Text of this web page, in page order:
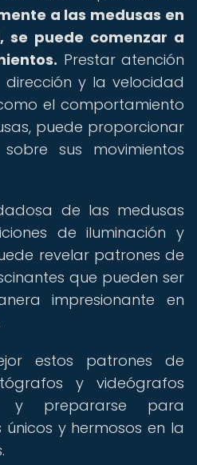
a las medusas en
se puede comenzar a
Prestar atención
y la velocidad
el comportamiento
puede proporcionar
sus movimientos
de las medusas
de iluminación y
revelar patrones de
que pueden ser
impresionante en
estos patrones de
y videógrafos
y prepararse para
y hermosos en la